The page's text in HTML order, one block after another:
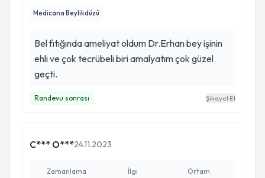
Medicana Beylikdüzü
Bel fıtığında ameliyat oldum Dr.Erhan bey işinin
ehli ve çok tecrübeli biri amalyatım çok güzel
geçti.
Randevu sonrası Şikayet Et
C*** O***24.11.2023
Zamanlama İlgi Ortam